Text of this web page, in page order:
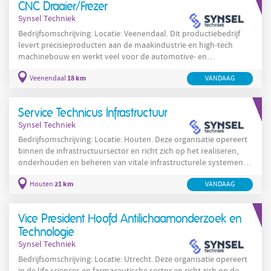
kwalitatieve oplevering. Je werkt samen met collega’s
CNC Draaier/Frezer
Synsel Techniek
Bedrijfsomschrijving: Locatie: Veenendaal. Dit productiebedrijf
levert precisieproducten aan de maakindustrie en high-tech
machinebouw en werkt veel voor de automotive- en
hoge nauwkeurigheid en hanteert strikte kwaliteitsnormen. De
Medewerkers bedienen moderne verspaningstechnieken en
passen
Veenendaal18 km VANDAAG
Service Technicus Infrastructuur
Synsel Techniek
Bedrijfsomschrijving: Locatie: Houten. Deze organisatie opereert
binnen de infrastructuursector en richt zich op het realiseren,
onderhouden en beheren van vitale infrastructurele systemen
werkzaamheden omvatten technische inspecties, preventief
tunnels en energienetwerken. De dagelijkse focus ligt op
Houten 21 km VANDAAG
Vice President Hoofd Antilichaamonderzoek en
Technologie
Synsel Techniek
Bedrijfsomschrijving: Locatie: Utrecht. Deze organisatie opereert